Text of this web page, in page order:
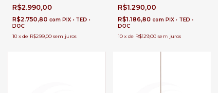
Escadas e Salas Pé Direito
Duplo e Alto
R$2.990,00
R$2.750,80 com PIX • TED •
DOC
10 x de R$299,00 sem juros
Cozinha, Quartos, Lavabo e
Área Gourmet.
R$1.290,00
R$1.186,80 com PIX • TED •
DOC
10 x de R$129,00 sem juros